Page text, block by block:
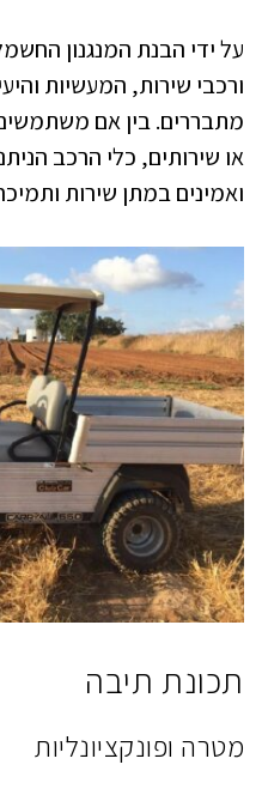
על ידי הבנת המנגנון
ורכבי שירות, המעשיות
מתבררים. בין אם
או שירותים, כלי הרכב
ואמינים במתן שירות
תכונת תיבה
מטרה ופונקציונליות